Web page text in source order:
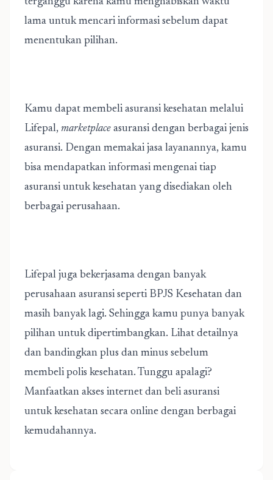
lama untuk mencari informasi sebelum dapat
menentukan pilihan.
Kamu dapat membeli asuransi kesehatan melalui
Lifepal, marketplace asuransi dengan berbagai jenis
asuransi. Dengan memakai jasa layanannya, kamu
bisa mendapatkan informasi mengenai tiap
asuransi untuk kesehatan yang disediakan oleh
berbagai perusahaan.
Lifepal juga bekerjasama dengan banyak
perusahaan asuransi seperti BPJS Kesehatan dan
masih banyak lagi. Sehingga kamu punya banyak
pilihan untuk dipertimbangkan. Lihat detailnya
dan bandingkan plus dan minus sebelum
membeli polis kesehatan. Tunggu apalagi?
Manfaatkan akses internet dan beli asuransi
untuk kesehatan secara online dengan berbagai
kemudahannya.